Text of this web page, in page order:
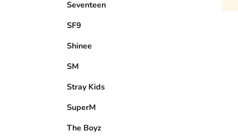
Seventeen
SF9
Shinee
SM
Stray Kids
SuperM
The Boyz